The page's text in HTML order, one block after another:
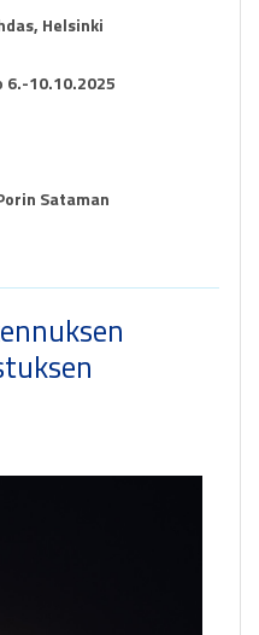
Helsinki
10.10.2025
Sataman